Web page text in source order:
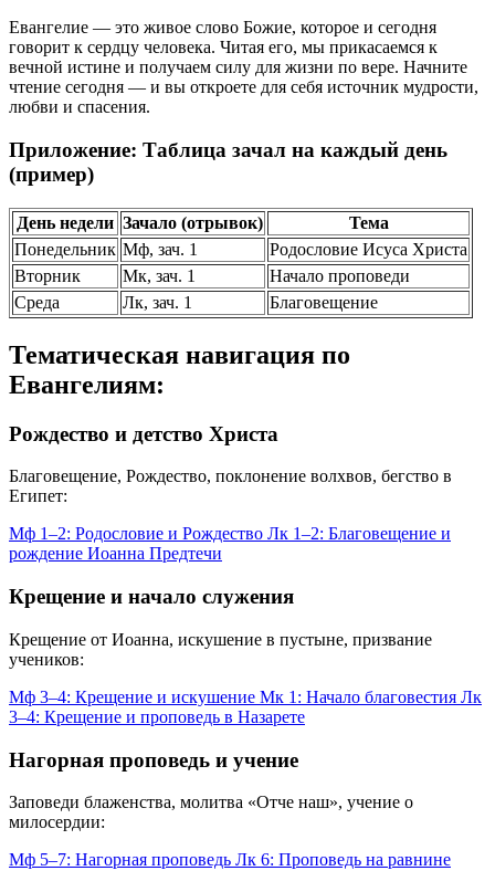
Евангелие — это живое слово Божие, которое и сегодня
говорит к сердцу человека. Читая его, мы прикасаемся к
вечной истине и получаем силу для жизни по вере. Начните
чтение сегодня — и вы откроете для себя источник мудрости,
любви и спасения.
Приложение: Таблица зачал на каждый день
(пример)
День недели Зачало (отрывок)
Тема
Понедельник Мф, зач. 1
Родословие Исуса Христа
Вторник
Мк, зач. 1
Начало проповеди
Среда
Лк, зач. 1 Благовещение
Тематическая навигация по
Евангелиям:
Рождество и детство Христа
Благовещение, Рождество, поклонение волхвов, бегство в
Египет:
Мф 1–2: Родословие и Рождество Лк 1–2: Благовещение и
рождение Иоанна Предтечи
Крещение и начало служения
Крещение от Иоанна, искушение в пустыне, призвание
учеников:
Мф 3–4: Крещение и искушение Мк 1: Начало благовестия Лк
3–4: Крещение и проповедь в Назарете
Нагорная проповедь и учение
Заповеди блаженства, молитва «Отче наш», учение о
милосердии:
Мф 5–7: Нагорная проповедь Лк 6: Проповедь на равнине